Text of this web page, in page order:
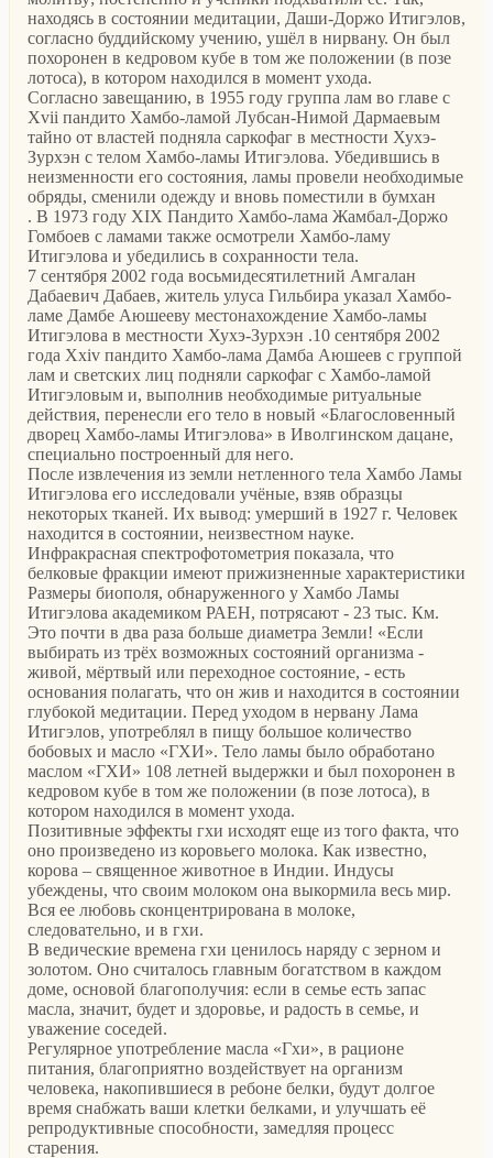
находясь в состоянии медитации, Даши-Доржо Итигэлов,
согласно буддийскому учению, ушёл в нирвану. Он был
похоронен в кедровом кубе в том же положении (в позе
лотоса), в котором находился в момент ухода.
Согласно завещанию, в 1955 году группа лам во главе с
Xvii пандито Хамбо-ламой Лубсан-Нимой Дармаевым
тайно от властей подняла саркофаг в местности Хухэ-
Зурхэн с телом Хамбо-ламы Итигэлова. Убедившись в
неизменности его состояния, ламы провели необходимые
обряды, сменили одежду и вновь поместили в бумхан
. В 1973 году XIX Пандито Хамбо-лама Жамбал-Доржо
Гомбоев с ламами также осмотрели Хамбо-ламу
Итигэлова и убедились в сохранности тела.
7 сентября 2002 года восьмидесятилетний Амгалан
Дабаевич Дабаев, житель улуса Гильбира указал Хамбо-
ламе Дамбе Аюшееву местонахождение Хамбо-ламы
Итигэлова в местности Хухэ-Зурхэн .10 сентября 2002
года Xxiv пандито Хамбо-лама Дамба Аюшеев с группой
лам и светских лиц подняли саркофаг с Хамбо-ламой
Итигэловым и, выполнив необходимые ритуальные
действия, перенесли его тело в новый «Благословенный
дворец Хамбо-ламы Итигэлова» в Иволгинском дацане,
специально построенный для него.
После извлечения из земли нетленного тела Хамбо Ламы
Итигэлова его исследовали учёные, взяв образцы
некоторых тканей. Их вывод: умерший в 1927 г. Человек
находится в состоянии, неизвестном науке.
Инфракрасная спектрофотометрия показала, что
белковые фракции имеют прижизненные характеристики
Размеры биополя, обнаруженного у Хамбо Ламы
Итигэлова академиком РАЕН, потрясают - 23 тыс. Км.
Это почти в два раза больше диаметра Земли! «Если
выбирать из трёх возможных состояний организма -
живой, мёртвый или переходное состояние, - есть
основания полагать, что он жив и находится в состоянии
глубокой медитации. Перед уходом в нервану Лама
Итигэлов, употреблял в пищу большое количество
бобовых и масло «ГХИ». Тело ламы было обработано
маслом «ГХИ» 108 летней выдержки и был похоронен в
кедровом кубе в том же положении (в позе лотоса), в
котором находился в момент ухода.
Позитивные эффекты гхи исходят еще из того факта, что
оно произведено из коровьего молока. Как известно,
корова – священное животное в Индии. Индусы
убеждены, что своим молоком она выкормила весь мир.
Вся ее любовь сконцентрирована в молоке,
следовательно, и в гхи.
В ведические времена гхи ценилось наряду с зерном и
золотом. Оно считалось главным богатством в каждом
доме, основой благополучия: если в семье есть запас
масла, значит, будет и здоровье, и радость в семье, и
уважение соседей.
Регулярное употребление масла «Гхи», в рационе
питания, благоприятно воздействует на организм
человека, накопившиеся в ребоне белки, будут долгое
время снабжать ваши клетки белками, и улучшать её
репродуктивные способности, замедляя процесс
старения.